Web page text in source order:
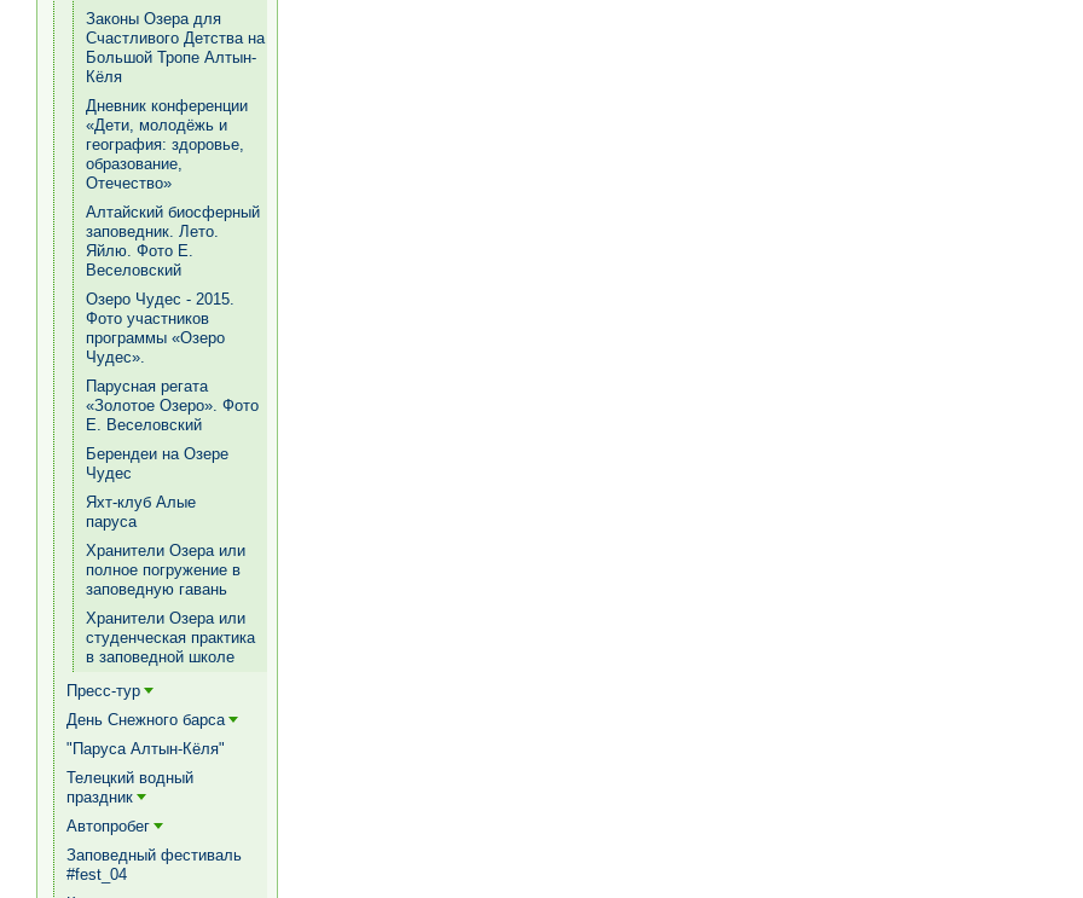
Законы Озера для
Счастливого Детства на
Большой Тропе Алтын-
Кёля
Дневник конференции
«Дети, молодёжь и
география: здоровье,
образование,
Отечество»
Алтайский биосферный
заповедник. Лето.
Яйлю. Фото Е.
Веселовский
Озеро Чудес - 2015.
Фото участников
программы «Озеро
Чудес».
Парусная регата
«Золотое Озеро». Фото
Е. Веселовский
Берендеи на Озере
Чудес
Яхт-клуб Алые
паруса
Хранители Озера или
полное погружение в
заповедную гавань
Хранители Озера или
студенческая практика
в заповедной школе
Пресс-тур
День Снежного барса
"Паруса Алтын-Кёля"
Телецкий водный
праздник
Автопробег
Заповедный фестиваль
#fest_04